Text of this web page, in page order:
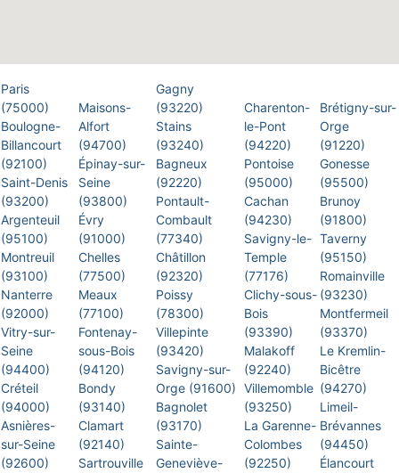
Paris
(75000)
Boulogne-
Billancourt
(92100)
Saint-Denis
(93200)
Argenteuil
(95100)
Montreuil
(93100)
Nanterre
(92000)
Vitry-sur-
Seine
(94400)
Créteil
(94000)
Asnières-
sur-Seine
(92600)
Maisons-
Alfort
(94700)
Épinay-sur-
Seine
(93800)
Évry
(91000)
Chelles
(77500)
Meaux
(77100)
Fontenay-
sous-Bois
(94120)
Bondy
(93140)
Clamart
(92140)
Sartrouville
Gagny
(93220)
Stains
(93240)
Bagneux
(92220)
Pontault-
Combault
(77340)
Châtillon
(92320)
Poissy
(78300)
Villepinte
(93420)
Savigny-sur-
Orge (91600)
Bagnolet
(93170)
Sainte-
Geneviève-
Charenton-
le-Pont
(94220)
Pontoise
(95000)
Cachan
(94230)
Savigny-le-
Temple
(77176)
Clichy-sous-
Bois
(93390)
Malakoff
(92240)
Villemomble
(93250)
La Garenne-
Colombes
(92250)
Brétigny-sur-
Orge
(91220)
Gonesse
(95500)
Brunoy
(91800)
Taverny
(95150)
Romainville
(93230)
Montfermeil
(93370)
Le Kremlin-
Bicêtre
(94270)
Limeil-
Brévannes
(94450)
Élancourt